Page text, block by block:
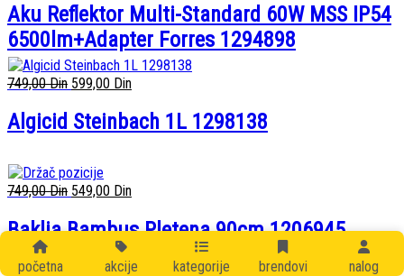
početna akcije kategorije brendovi nalog
Aku Reflektor Multi-Standard 60W MSS IP54
6500lm+Adapter Forres 1294898
749,00Din 599,00 Din
Algicid Steinbach 1L 1298138
749,00Din 549,00 Din
Baklja Bambus Pletena 90cm 1206945